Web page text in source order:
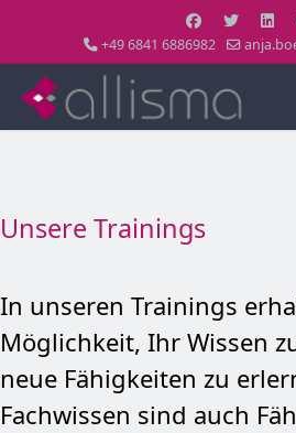
+49 6841 6886982
Unsere Trainings
In unseren Trainings
Möglichkeit, Ihr Wissen
neue Fähigkeiten zu
Fachwissen sind auch